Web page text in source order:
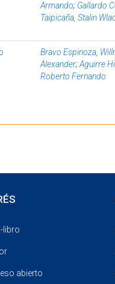
Armando; Gallardo
Taipicaña, Stalin
Bravo Espinoza,
Alexander;Aguirre
Roberto Fernando
libro
abierto